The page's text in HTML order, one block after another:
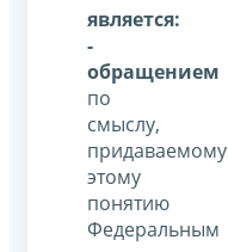
является:
-
обращением
по
смыслу,
придаваемому
этому
понятию
Федеральным